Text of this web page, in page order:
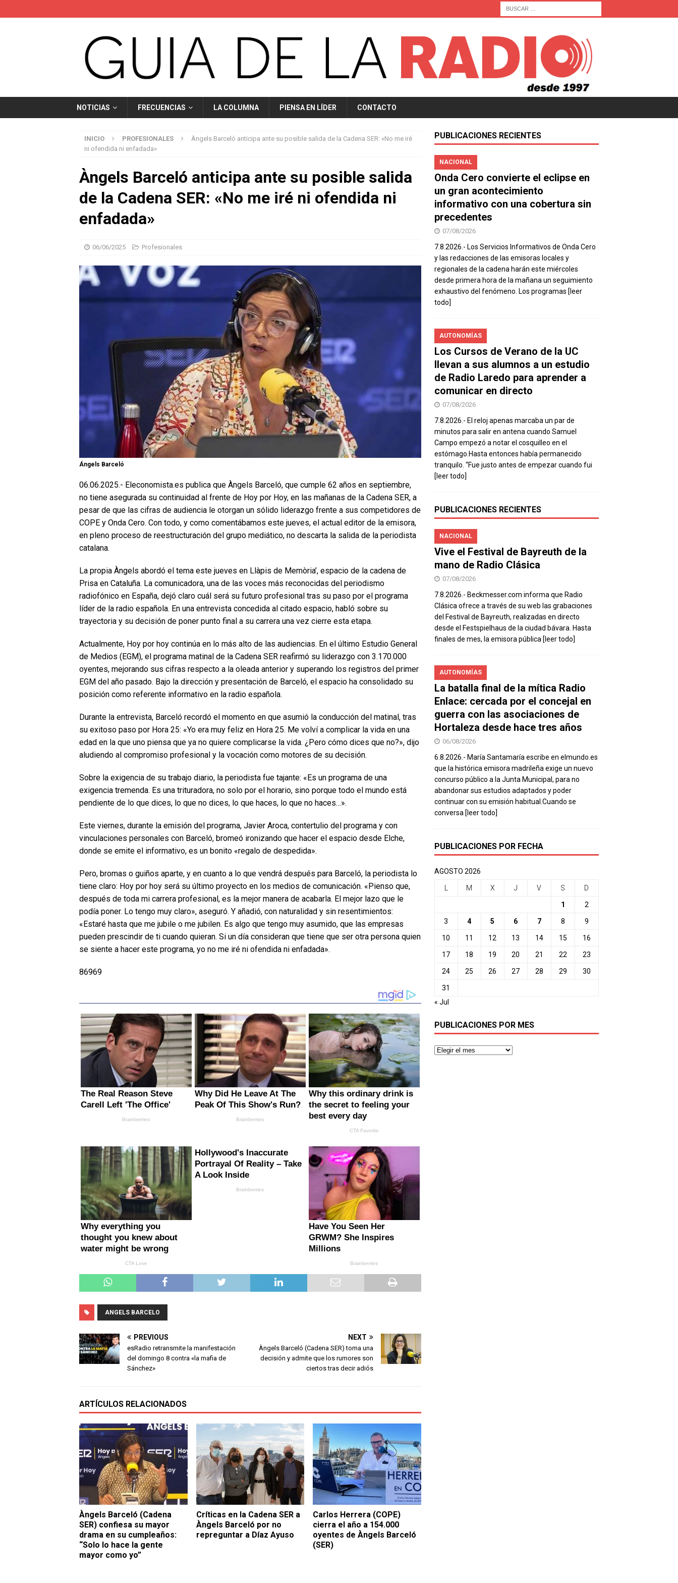
NOTICIAS FRECUENCIAS LA COLUMNA PIENSA EN LÍDER CONTACTO
INICIO PROFESIONALES
Àngels Barceló anticipa ante su posible salida de la Cadena SER: «No me iré
ni ofendida ni enfadada»
Àngels Barceló anticipa ante su posible salida
de la Cadena SER: «No me iré ni ofendida ni
enfadada»
06/06/2025 Profesionales
Ángels Barceló
06.06.2025.- Eleconomista.es publica que Àngels Barceló, que cumple 62 años en septiembre,
no tiene asegurada su continuidad al frente de Hoy por Hoy, en las mañanas de la Cadena SER, a
pesar de que las cifras de audiencia le otorgan un sólido liderazgo frente a sus competidores de
COPE y Onda Cero. Con todo, y como comentábamos este jueves, el actual editor de la emisora,
en pleno proceso de reestructuración del grupo mediático, no descarta la salida de la periodista
catalana.
La propia Àngels abordó el tema este jueves en Llàpis de Memòria’, espacio de la cadena de
Prisa en Cataluña. La comunicadora, una de las voces más reconocidas del periodismo
radiofónico en España, dejó claro cuál será su futuro profesional tras su paso por el programa
líder de la radio española. En una entrevista concedida al citado espacio, habló sobre su
trayectoria y su decisión de poner punto final a su carrera una vez cierre esta etapa.
Actualmente, Hoy por hoy continúa en lo más alto de las audiencias. En el último Estudio General
de Medios (EGM), el programa matinal de la Cadena SER reafirmó su liderazgo con 3.170.000
oyentes, mejorando sus cifras respecto a la oleada anterior y superando los registros del primer
EGM del año pasado. Bajo la dirección y presentación de Barceló, el espacio ha consolidado su
posición como referente informativo en la radio española.
Durante la entrevista, Barceló recordó el momento en que asumió la conducción del matinal, tras
su exitoso paso por Hora 25: «Yo era muy feliz en Hora 25. Me volví a complicar la vida en una
edad en la que uno piensa que ya no quiere complicarse la vida. ¿Pero cómo dices que no?», dijo
aludiendo al compromiso profesional y la vocación como motores de su decisión.
Sobre la exigencia de su trabajo diario, la periodista fue tajante: «Es un programa de una
exigencia tremenda. Es una trituradora, no solo por el horario, sino porque todo el mundo está
pendiente de lo que dices, lo que no dices, lo que haces, lo que no haces…».
Este viernes, durante la emisión del programa, Javier Aroca, contertulio del programa y con
vinculaciones personales con Barceló, bromeó ironizando que hacer el espacio desde Elche,
donde se emite el informativo, es un bonito «regalo de despedida».
Pero, bromas o guiños aparte, y en cuanto a lo que vendrá después para Barceló, la periodista lo
tiene claro: Hoy por hoy será su último proyecto en los medios de comunicación. «Pienso que,
después de toda mi carrera profesional, es la mejor manera de acabarla. El mejor lazo que le
podía poner. Lo tengo muy claro», aseguró. Y añadió, con naturalidad y sin resentimientos:
«Estaré hasta que me jubile o me jubilen. Es algo que tengo muy asumido, que las empresas
pueden prescindir de ti cuando quieran. Si un día consideran que tiene que ser otra persona quien
se siente a hacer este programa, yo no me iré ni ofendida ni enfadada».
86969
ANGELS BARCELO
PREVIOUS
esRadio retransmite la manifestación
del domingo 8 contra «la mafia de
Sánchez»
NEXT
Àngels Barceló (Cadena SER) toma una
decisión y admite que los rumores son
ciertos tras decir adiós
ARTÍCULOS RELACIONADOS
Àngels Barceló (Cadena
SER) confiesa su mayor
drama en su cumpleaños:
“Solo lo hace la gente
mayor como yo”
Críticas en la Cadena SER a
Àngels Barceló por no
repreguntar a Díaz Ayuso
Carlos Herrera (COPE)
cierra el año a 154.000
oyentes de Àngels Barceló
(SER)
PUBLICACIONES RECIENTES
NACIONAL
Onda Cero convierte el eclipse en
un gran acontecimiento
informativo con una cobertura sin
precedentes
07/08/2026
7.8.2026.- Los Servicios Informativos de Onda Cero
y las redacciones de las emisoras locales y
regionales de la cadena harán este miércoles
desde primera hora de la mañana un seguimiento
exhaustivo del fenómeno. Los programas [leer
todo]
AUTONOMÍAS
Los Cursos de Verano de la UC
llevan a sus alumnos a un estudio
de Radio Laredo para aprender a
comunicar en directo
07/08/2026
7.8.2026.- El reloj apenas marcaba un par de
minutos para salir en antena cuando Samuel
Campo empezó a notar el cosquilleo en el
estómago.Hasta entonces había permanecido
tranquilo. “Fue justo antes de empezar cuando fui
[leer todo]
PUBLICACIONES RECIENTES
NACIONAL
Vive el Festival de Bayreuth de la
mano de Radio Clásica
07/08/2026
7.8.2026.- Beckmesser.com informa que Radio
Clásica ofrece a través de su web las grabaciones
del Festival de Bayreuth, realizadas en directo
desde el Festspielhaus de la ciudad bávara. Hasta
finales de mes, la emisora pública [leer todo]
AUTONOMÍAS
La batalla final de la mítica Radio
Enlace: cercada por el concejal en
guerra con las asociaciones de
Hortaleza desde hace tres años
06/08/2026
6.8.2026.- María Santamaría escribe en elmundo.es
que la histórica emisora madrileña exige un nuevo
concurso público a la Junta Municipal, para no
abandonar sus estudios adaptados y poder
continuar con su emisión habitual.Cuando se
conversa [leer todo]
PUBLICACIONES POR FECHA
AGOSTO 2026
L M X J V S D
1 2
3 4 5 6 7 8 9
10 11 12 13 14 15 16
17 18 19 20 21 22 23
24 25 26 27 28 29 30
31
« Jul
PUBLICACIONES POR MES